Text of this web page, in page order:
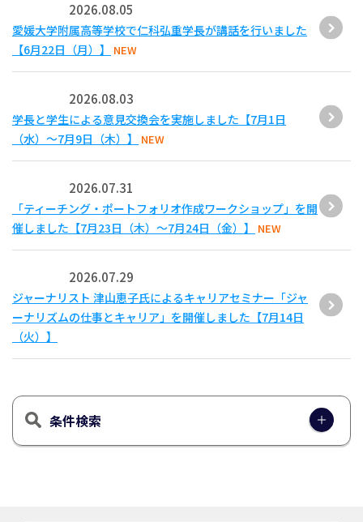
2026.08.05
愛媛大学附属高等学校で仁科弘重学長が講話を行いました
【6月22日（月）】
NEW
2026.08.03
学長と学生による意見交換会を実施しました【7月1日
（水）～7月9日（木）】
NEW
2026.07.31
「ティーチング・ポートフォリオ作成ワークショップ」を開
催しました【7月23日（木）～7月24日（金）】
NEW
2026.07.29
ジャーナリスト 津山恵子氏によるキャリアセミナー「ジャ
ーナリズムの仕事とキャリア」を開催しました【7月14日
（火）】
条件検索